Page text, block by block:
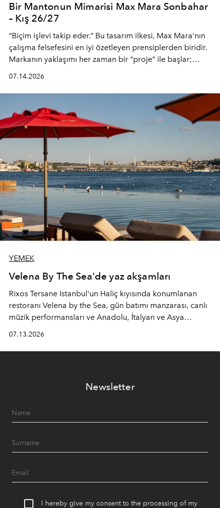
Bir Mantonun Mimarisi Max Mara Sonbahar
– Kış 26/27
“Biçim işlevi takip eder.” Bu tasarım ilkesi, Max Mara’nın
çalışma felsefesini en iyi özetleyen prensiplerden biridir.
Markanın yaklaşımı her zaman bir “proje” ile başlar;
(savoir-faire) buluşan parçalara dönüştürmek.
07.14.2026
YEMEK
Velena By The Sea'de yaz akşamları
Rixos Tersane Istanbul'un Haliç kıyısında konumlanan
restoranı Velena by the Sea, gün batımı manzarası, canlı
müzik performansları ve Anadolu, İtalyan ve Asya
devam ediyor.
07.13.2026
Newsletter
I hereby give my consent to the processing of my